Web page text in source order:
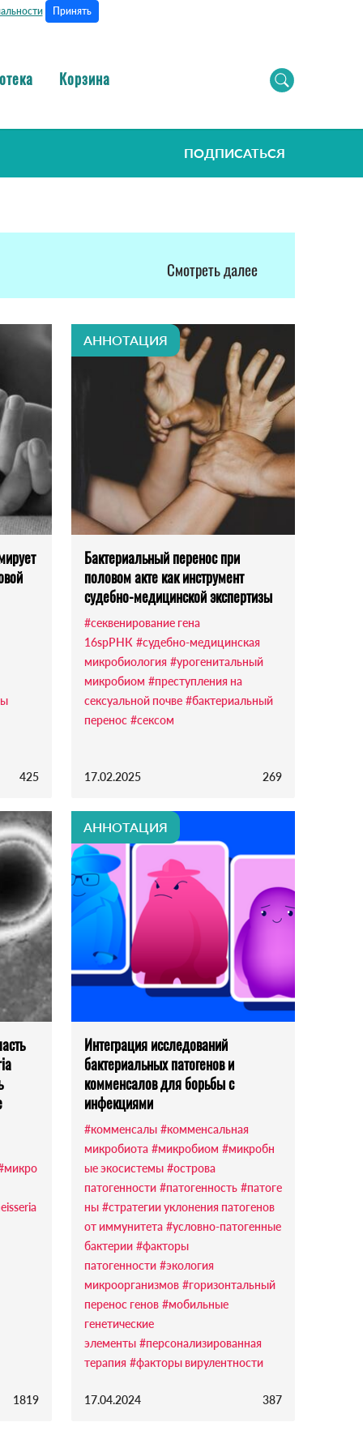
Принять
Корзина
ПОДПИСАТЬСЯ
Смотреть далее
425
АННОТАЦИЯ
Бактериальный перенос при
половом акте как инструмент
судебно-медицинской экспертизы
#секвенирование гена
16sрРНК #судебно-медицинская
микробиология #урогенитальный
микробиом #преступления на
сексуальной почве #бактериальный
перенос #сексом
17.02.2025 269
1819
АННОТАЦИЯ
Интеграция исследований
бактериальных патогенов и
комменсалов для борьбы с
инфекциями
#комменсалы #комменсальная
микробиота #микробиом #микробн
ые экосистемы #острова
патогенности #патогенность #патоге
ны #стратегии уклонения патогенов
от иммунитета #условно-патогенные
бактерии #факторы
патогенности #экология
микроорганизмов #горизонтальный
перенос генов #мобильные
генетические
элементы #персонализированная
терапия #факторы вирулентности
17.04.2024 387